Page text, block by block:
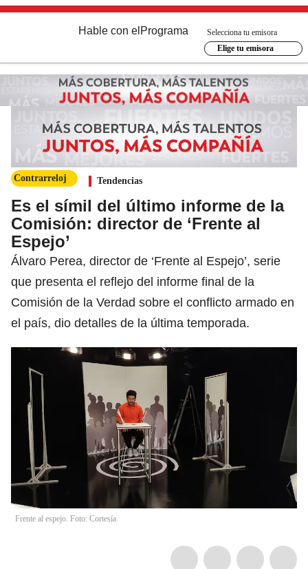
Hable con el Programa
Selecciona tu emisora
Elige tu emisora
Contrarreloj Tendencias
Es el símil del último informe de la
Comisión: director de ‘Frente al
Espejo’
Álvaro Perea, director de ‘Frente al Espejo’, serie
que presenta el reflejo del informe final de la
Comisión de la Verdad sobre el conflicto armado en
el país, dio detalles de la última temporada.
Frente al espejo. Foto: Cortesía